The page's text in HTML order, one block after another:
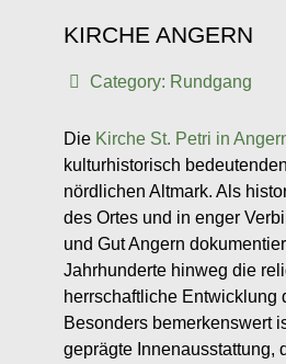
KIRCHE ANGERN
Category: Rundgang
Die Kirche St. Petri in
kulturhistorisch
nördlichen Altmark. Als
des Ortes und in enger
und Gut Angern
Jahrhunderte hinweg die
herrschaftliche Entwicklung
Besonders bemerkenswert
geprägte Innenausstattung,